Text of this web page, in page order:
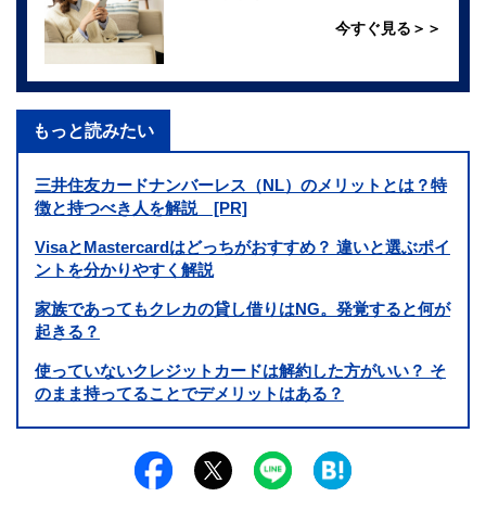
今すぐ見る＞＞
もっと読みたい
三井住友カードナンバーレス（NL）のメリットとは？特
徴と持つべき人を解説 [PR]
VisaとMastercardはどっちがおすすめ？ 違いと選ぶポイ
ントを分かりやすく解説
家族であってもクレカの貸し借りはNG。発覚すると何が
起きる？
使っていないクレジットカードは解約した方がいい？ そ
のまま持ってることでデメリットはある？